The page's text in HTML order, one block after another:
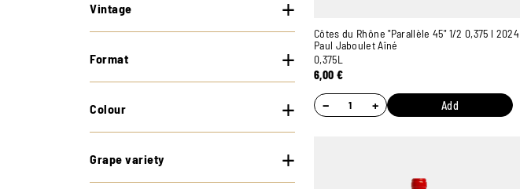
Vintage
Format
Colour
Grape variety
Côtes du Rhône "Parallèle 45" 1/2 0,375 l 2024
Paul Jaboulet Aîné
0,375L
6,00 €
− + Add